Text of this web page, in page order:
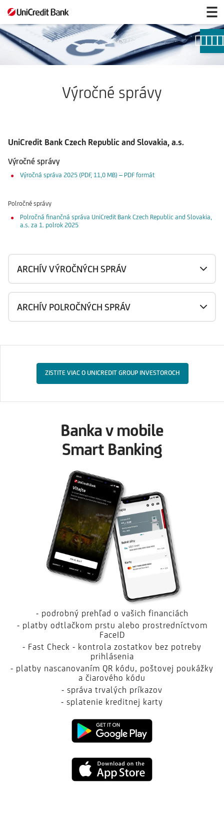
Výročné
správy
Výročné správy
UniCredit Bank Czech Republic and Slovakia, a.s.
Výročné správy
Výročná správa 2025 (PDF, 11,0 MB) – PDF formát
Polročné správy
Polročná finančná správa UniCredit Bank Czech Republic and Slovakia,
a.s. za 1. polrok 2025
ARCHÍV VÝROČNÝCH SPRÁV
ARCHÍV POLROČNÝCH SPRÁV
ZISTITE VIAC O UNICREDIT GROUP INVESTOROCH
Banka v mobile
Smart Banking
- podrobný prehľad o vašich financiách
- platby odtlačkom prstu alebo prostredníctvom
FaceID
- Fast Check - kontrola zostatkov bez potreby
prihlásenia
- platby nascanovaním QR kódu, poštovej poukážky
a čiarového kódu
- správa trvalých príkazov
- splatenie kreditnej karty
Google
App